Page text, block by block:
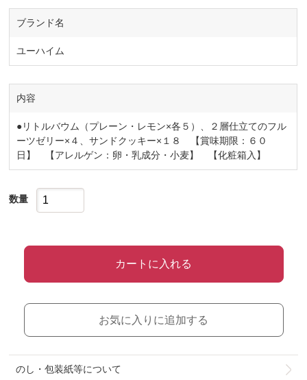
ブランド名
ユーハイム
内容
●リトルバウム（プレーン・レモン×各５）、２層仕立てのフル
ーツゼリー×４、サンドクッキー×１８ 【賞味期限：６０
日】 【アレルゲン：卵・乳成分・小麦】 【化粧箱入】
数量
カートに入れる
お気に入りに追加する
のし・包装紙等について